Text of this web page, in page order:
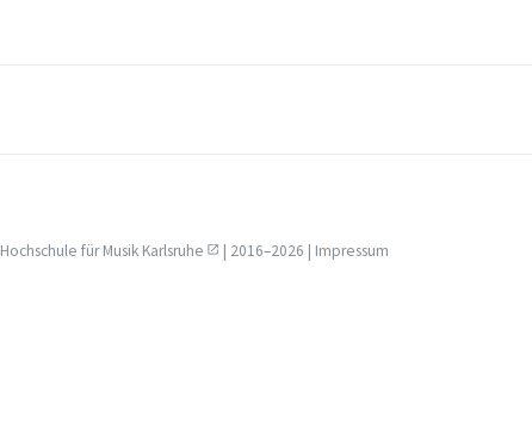
Hochschule für Musik Karlsruhe | 2016–2026 | Impressum